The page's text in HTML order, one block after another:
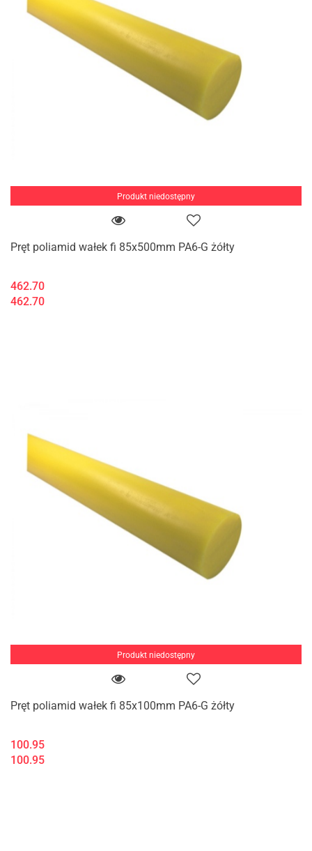
Produkt niedostępny
Pręt poliamid wałek fi 85x500mm PA6-G żółty
462.70
462.70
Produkt niedostępny
Pręt poliamid wałek fi 85x100mm PA6-G żółty
100.95
100.95